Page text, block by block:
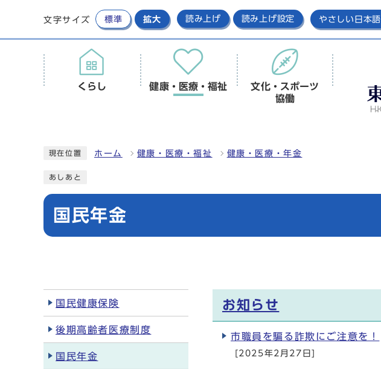
文字サイズ 標準 拡大 読み上げ 読み上げ設定 やさしい日本語
くらし 健康・医療・福祉
文化・スポーツ
協働
現在位置 ホーム 健康・医療・福祉 健康・医療・年金
あしあと
国民年金
お知らせ
市職員を騙る詐欺にご注意を！
[2025年2月27日]
国民健康保険
後期高齢者医療制度
国民年金